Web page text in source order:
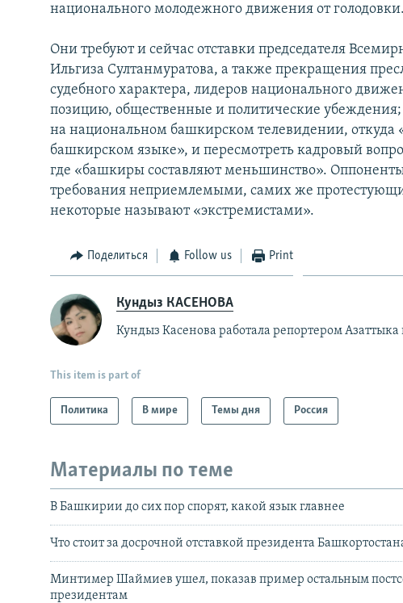
национального молодежного движения от голодовки.
Они требуют и сейчас отставки председателя
Ильгиза Султанмуратова, а также прекращения
судебного характера, лидеров национального
позицию, общественные и политические убеждения;
на национальном башкирском телевидении, откуда
башкирском языке», и пересмотреть кадровый
где «башкиры составляют меньшинство».
требования неприемлемыми, самих же
некоторые называют «экстремистами».
Поделиться Follow us Print
Кундыз КАСЕНОВА
Кундыз Касенова работала репортером Азаттыка
This item is part of
Политика В мире Темы дня Россия
Материалы по теме
В Башкирии до сих пор спорят, какой язык главнее
Что стоит за досрочной отставкой президента
Минтимер Шаймиев ушел, показав пример остальным
президентам